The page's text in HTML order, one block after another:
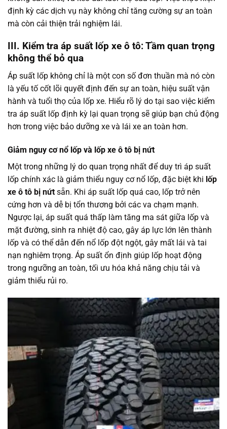
định kỳ các dịch vụ này không chỉ tăng cường sự an toàn
mà còn cải thiện trải nghiệm lái.
III. Kiểm tra áp suất lốp xe ô tô: Tầm quan trọng
không thể bỏ qua
Áp suất lốp không chỉ là một con số đơn thuần mà nó còn
là yếu tố cốt lõi quyết định đến sự an toàn, hiệu suất vận
hành và tuổi thọ của lốp xe. Hiểu rõ lý do tại sao việc kiểm
tra áp suất lốp định kỳ lại quan trọng sẽ giúp bạn chủ động
hơn trong việc bảo dưỡng xe và lái xe an toàn hơn.
Giảm nguy cơ nổ lốp và lốp xe ô tô bị nứt
Một trong những lý do quan trọng nhất để duy trì áp suất
lốp chính xác là giảm thiểu nguy cơ nổ lốp, đặc biệt khi lốp
xe ô tô bị nứt sẵn. Khi áp suất lốp quá cao, lốp trở nên
cứng hơn và dễ bị tổn thương bởi các va chạm mạnh.
Ngược lại, áp suất quá thấp làm tăng ma sát giữa lốp và
mặt đường, sinh ra nhiệt độ cao, gây áp lực lớn lên thành
lốp và có thể dẫn đến nổ lốp đột ngột, gây mất lái và tai
nạn nghiêm trọng. Áp suất ổn định giúp lốp hoạt động
trong ngưỡng an toàn, tối ưu hóa khả năng chịu tải và
giảm thiểu rủi ro.